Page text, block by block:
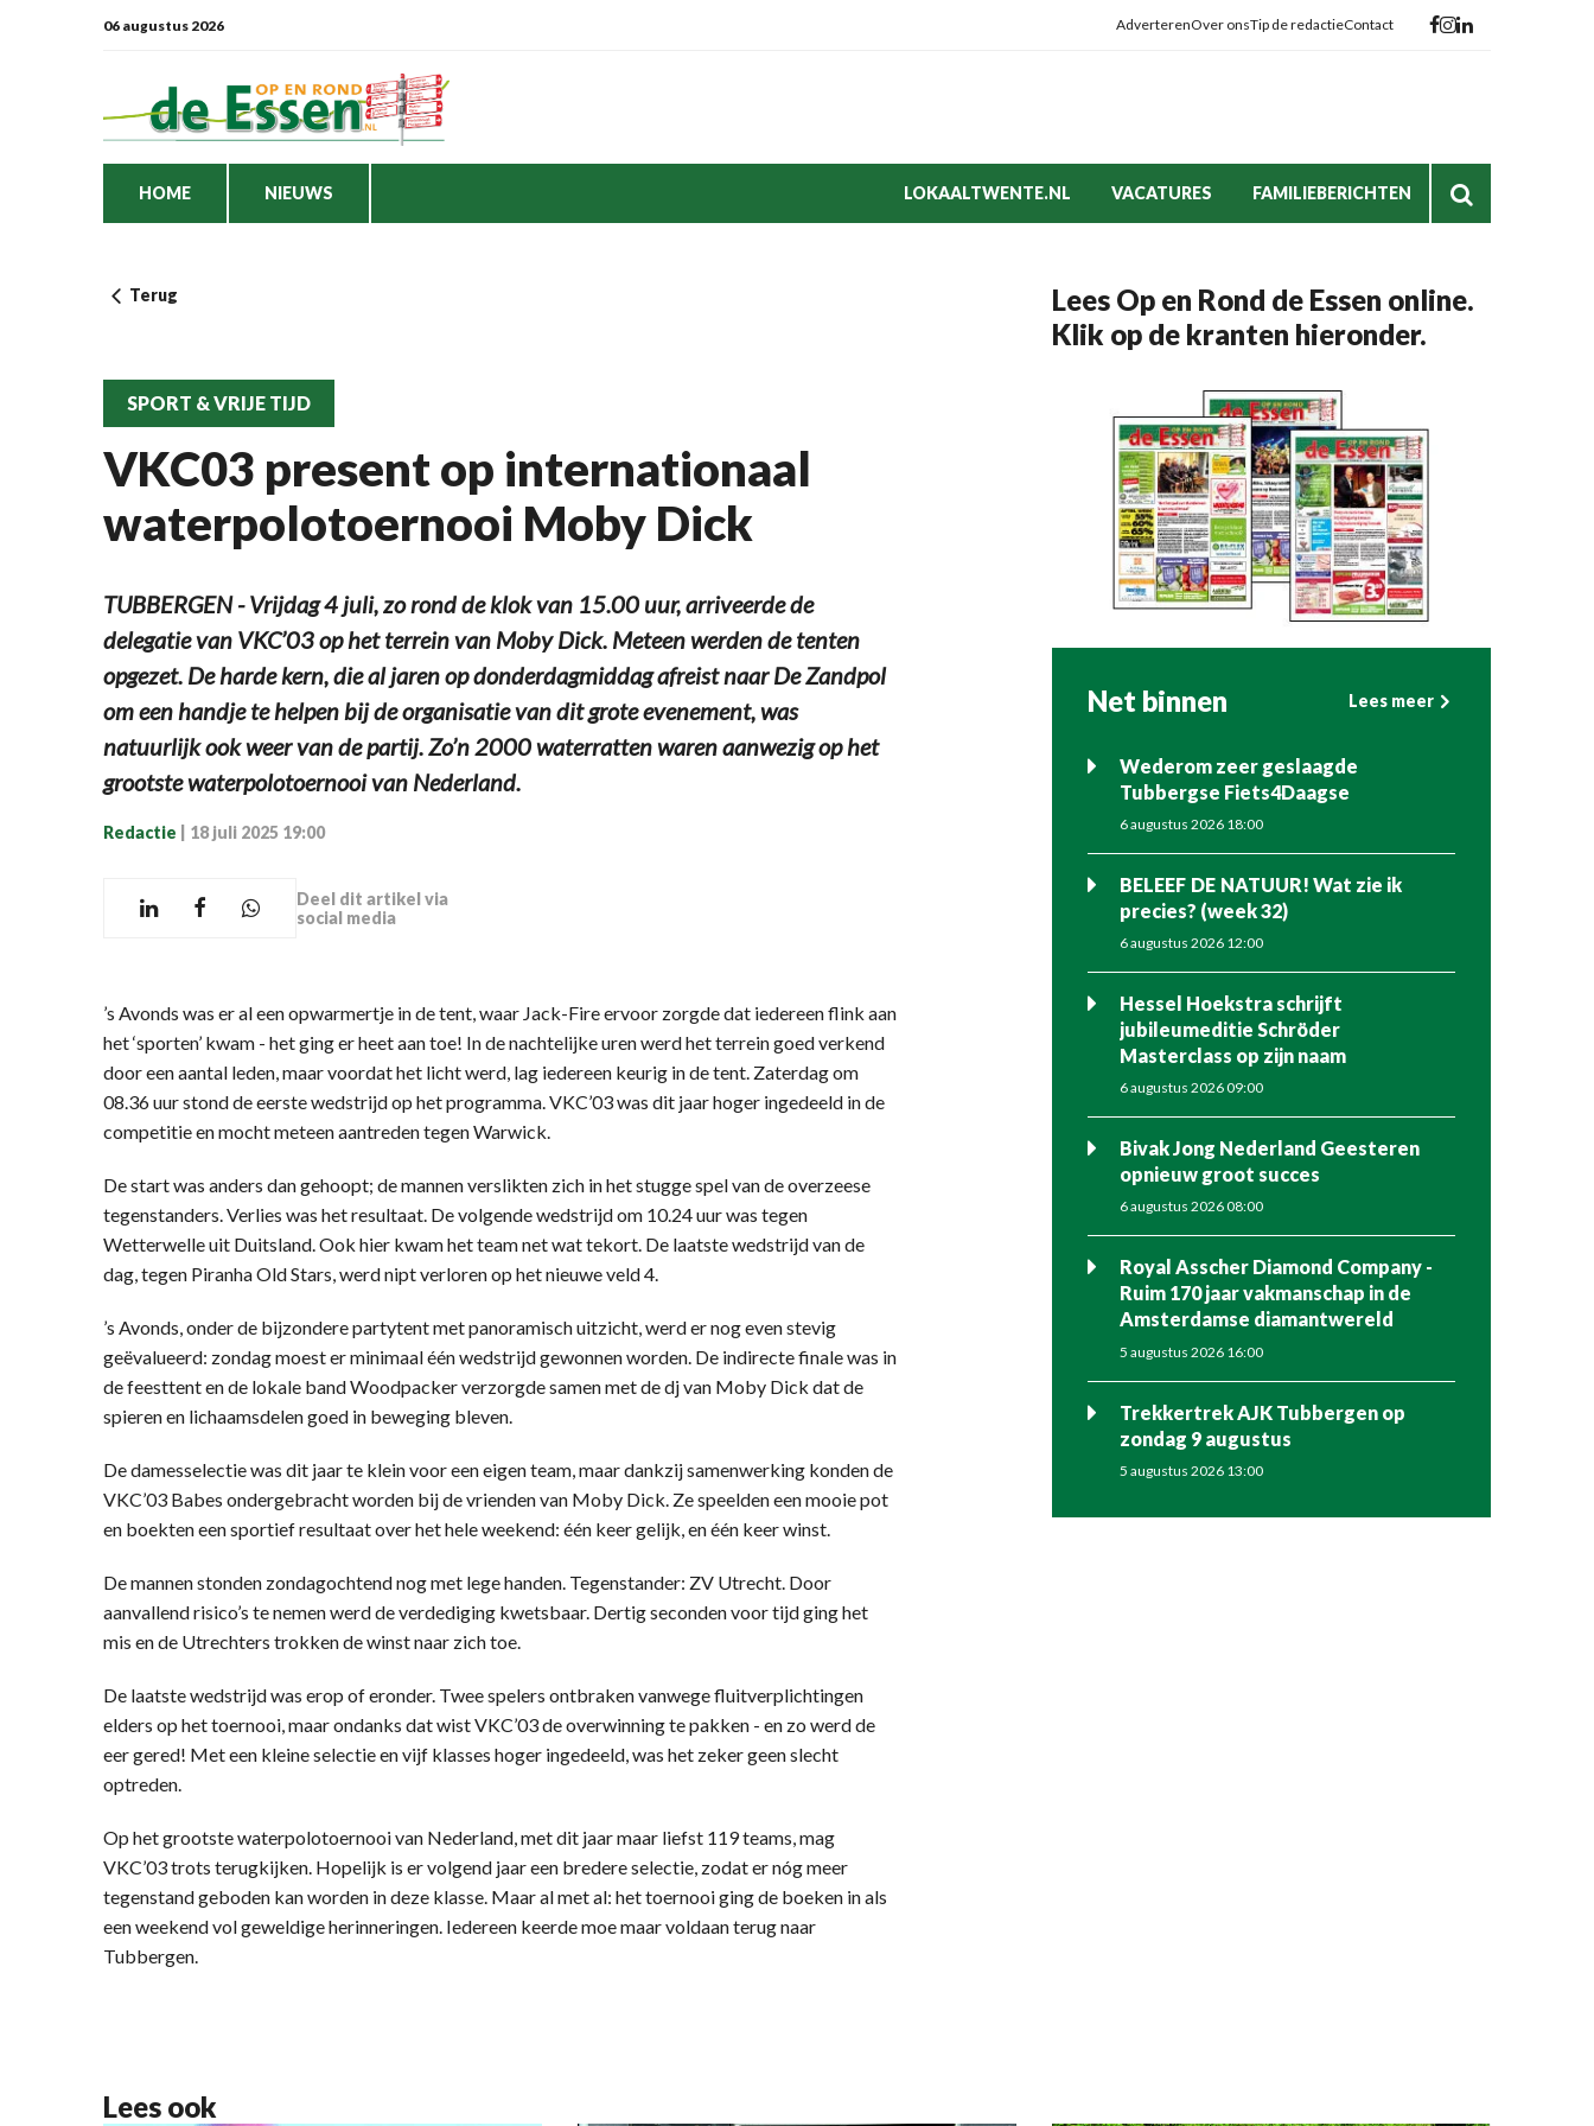
06 augustus 2026 AdverterenOver onsTip de redactieContact
HOME NIEUWS LOKAALTWENTE.NL VACATURES FAMILIEBERICHTEN
Terug
SPORT & VRIJE TIJD
VKC03 present op internationaal
waterpolotoernooi Moby Dick
TUBBERGEN - Vrijdag 4 juli, zo rond de klok van 15.00 uur, arriveerde de
delegatie van VKC’03 op het terrein van Moby Dick. Meteen werden de tenten
opgezet. De harde kern, die al jaren op donderdagmiddag afreist naar De Zandpol
om een handje te helpen bij de organisatie van dit grote evenement, was
natuurlijk ook weer van de partij. Zo’n 2000 waterratten waren aanwezig op het
grootste waterpolotoernooi van Nederland.
Redactie 18 juli 2025 19:00
Deel dit artikel via
social media
’s Avonds was er al een opwarmertje in de tent, waar Jack-Fire ervoor zorgde dat iedereen flink aan
het ‘sporten’ kwam - het ging er heet aan toe! In de nachtelijke uren werd het terrein goed verkend
door een aantal leden, maar voordat het licht werd, lag iedereen keurig in de tent. Zaterdag om
08.36 uur stond de eerste wedstrijd op het programma. VKC’03 was dit jaar hoger ingedeeld in de
competitie en mocht meteen aantreden tegen Warwick.
De start was anders dan gehoopt; de mannen verslikten zich in het stugge spel van de overzeese
tegenstanders. Verlies was het resultaat. De volgende wedstrijd om 10.24 uur was tegen
Wetterwelle uit Duitsland. Ook hier kwam het team net wat tekort. De laatste wedstrijd van de
dag, tegen Piranha Old Stars, werd nipt verloren op het nieuwe veld 4.
’s Avonds, onder de bijzondere partytent met panoramisch uitzicht, werd er nog even stevig
geëvalueerd: zondag moest er minimaal één wedstrijd gewonnen worden. De indirecte finale was in
de feesttent en de lokale band Woodpacker verzorgde samen met de dj van Moby Dick dat de
spieren en lichaamsdelen goed in beweging bleven.
De damesselectie was dit jaar te klein voor een eigen team, maar dankzij samenwerking konden de
VKC’03 Babes ondergebracht worden bij de vrienden van Moby Dick. Ze speelden een mooie pot
en boekten een sportief resultaat over het hele weekend: één keer gelijk, en één keer winst.
De mannen stonden zondagochtend nog met lege handen. Tegenstander: ZV Utrecht. Door
aanvallend risico’s te nemen werd de verdediging kwetsbaar. Dertig seconden voor tijd ging het
mis en de Utrechters trokken de winst naar zich toe.
De laatste wedstrijd was erop of eronder. Twee spelers ontbraken vanwege fluitverplichtingen
elders op het toernooi, maar ondanks dat wist VKC’03 de overwinning te pakken - en zo werd de
eer gered! Met een kleine selectie en vijf klasses hoger ingedeeld, was het zeker geen slecht
optreden.
Op het grootste waterpolotoernooi van Nederland, met dit jaar maar liefst 119 teams, mag
VKC’03 trots terugkijken. Hopelijk is er volgend jaar een bredere selectie, zodat er nóg meer
tegenstand geboden kan worden in deze klasse. Maar al met al: het toernooi ging de boeken in als
een weekend vol geweldige herinneringen. Iedereen keerde moe maar voldaan terug naar
Tubbergen.
Lees Op en Rond de Essen online.
Klik op de kranten hieronder.
Net binnen Lees meer
Wederom zeer geslaagde
Tubbergse Fiets4Daagse
6 augustus 2026 18:00
BELEEF DE NATUUR! Wat zie ik
precies? (week 32)
6 augustus 2026 12:00
Hessel Hoekstra schrijft
jubileumeditie Schröder
Masterclass op zijn naam
6 augustus 2026 09:00
Bivak Jong Nederland Geesteren
opnieuw groot succes
6 augustus 2026 08:00
Royal Asscher Diamond Company -
Ruim 170 jaar vakmanschap in de
Amsterdamse diamantwereld
5 augustus 2026 16:00
Trekkertrek AJK Tubbergen op
zondag 9 augustus
5 augustus 2026 13:00
Lees ook